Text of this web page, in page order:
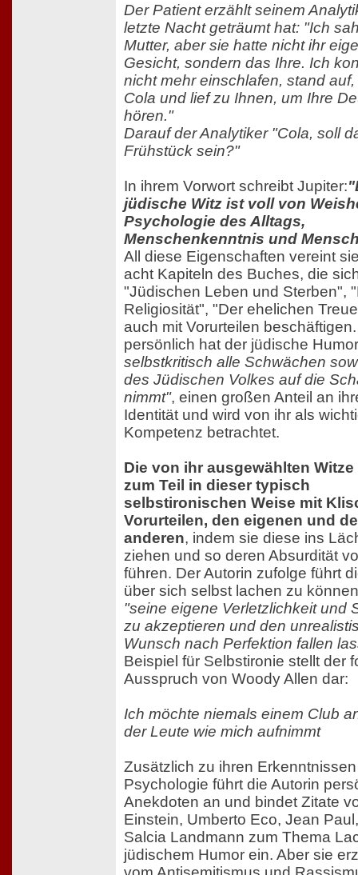
Der Patient erzählt seinem
letzte Nacht geträumt hat: "Ich
Mutter, aber sie hatte nicht ihr
Gesicht, sondern das Ihre. Ich
nicht mehr einschlafen, stand
Cola und lief zu Ihnen, um Ihre
hören."
Darauf der Analytiker "Cola, soll
Frühstück sein?"
In ihrem Vorwort schreibt Jupiter:
jüdische Witz ist voll von
Psychologie des Alltags,
Menschenkenntnis und
All diese Eigenschaften vereint
acht Kapiteln des Buches, die
"Jüdischen Leben und Sterben",
Religiosität", "Der ehelichen
auch mit Vorurteilen
persönlich hat der jüdische
selbstkritisch alle Schwächen
des Jüdischen Volkes auf die
nimmt", einen großen Anteil an
Identität und wird von ihr als
Kompetenz betrachtet.
Die von ihr ausgewählten
zum Teil in dieser typisch
selbstironischen Weise mit
Vorurteilen, den eigenen und
anderen, indem sie diese ins
ziehen und so deren Absurdität
führen. Der Autorin zufolge führt
über sich selbst lachen zu
"seine eigene Verletzlichkeit und
zu akzeptieren und den
Wunsch nach Perfektion fallen
Beispiel für Selbstironie stellt der
Ausspruch von Woody Allen dar:
Ich möchte niemals einem Club
der Leute wie mich aufnimmt
Zusätzlich zu ihren
Psychologie führt die Autorin
Anekdoten an und bindet Zitate
Einstein, Umberto Eco, Jean
Salcia Landmann zum Thema
jüdischem Humor ein. Aber sie